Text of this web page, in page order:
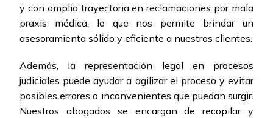
y con amplia trayectoria en reclamaciones por mala
praxis médica, lo que nos permite brindar un
asesoramiento sólido y eficiente a nuestros clientes.
Además, la representación legal en procesos
judiciales puede ayudar a agilizar el proceso y evitar
posibles errores o inconvenientes que puedan surgir.
Nuestros abogados se encargan de recopilar y